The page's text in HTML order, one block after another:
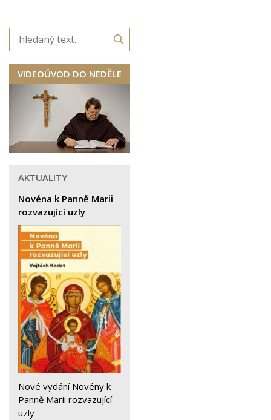
VIDEOÚVOD DO NEDĚLE
AKTUALITY
Novéna k Panně Marii
rozvazující uzly
Nové vydání Novény k
Panně Marii rozvazující
uzly